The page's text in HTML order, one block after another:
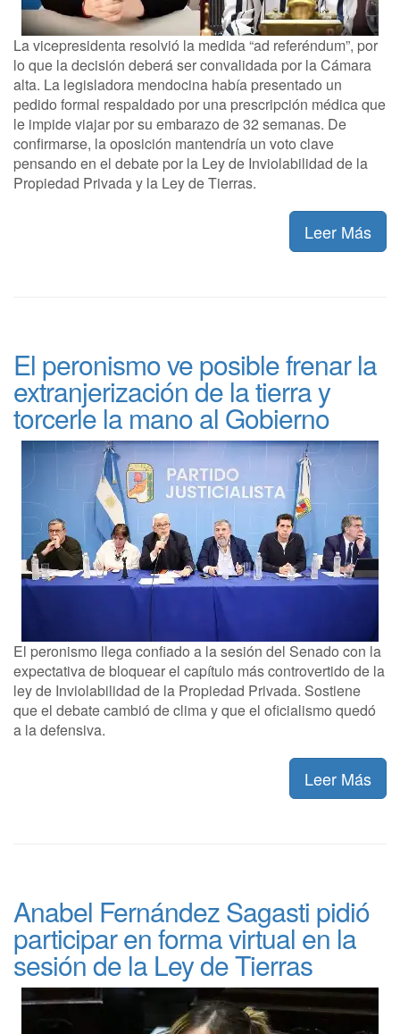
La vicepresidenta resolvió la medida “ad referéndum”, por
lo que la decisión deberá ser convalidada por la Cámara
alta. La legisladora mendocina había presentado un
pedido formal respaldado por una prescripción médica que
le impide viajar por su embarazo de 32 semanas. De
confirmarse, la oposición mantendría un voto clave
pensando en el debate por la Ley de Inviolabilidad de la
Propiedad Privada y la Ley de Tierras.
Leer Más
El peronismo ve posible frenar la
extranjerización de la tierra y
torcerle la mano al Gobierno
El peronismo llega confiado a la sesión del Senado con la
expectativa de bloquear el capítulo más controvertido de la
ley de Inviolabilidad de la Propiedad Privada. Sostiene
que el debate cambió de clima y que el oficialismo quedó
a la defensiva.
Leer Más
Anabel Fernández Sagasti pidió
participar en forma virtual en la
sesión de la Ley de Tierras